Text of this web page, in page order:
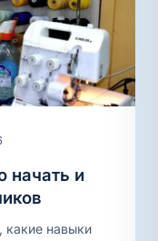
начать и
какие навыки